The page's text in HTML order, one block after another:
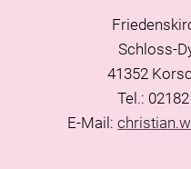
Schloss-
41352
Tel.:
E-Mail: